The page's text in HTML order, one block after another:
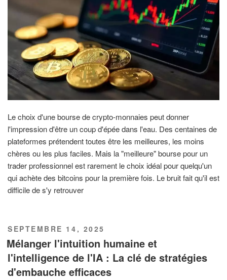
Le choix d'une bourse de crypto-monnaies peut donner
l'impression d'être un coup d'épée dans l'eau. Des centaines de
plateformes prétendent toutes être les meilleures, les moins
chères ou les plus faciles. Mais la "meilleure" bourse pour un
trader professionnel est rarement le choix idéal pour quelqu'un
qui achète des bitcoins pour la première fois. Le bruit fait qu'il est
difficile de s'y retrouver
PUBLIÉ
LE
SEPTEMBRE 14, 2025
Mélanger l'intuition humaine et
l'intelligence de l'IA : La clé de stratégies
d'embauche efficaces